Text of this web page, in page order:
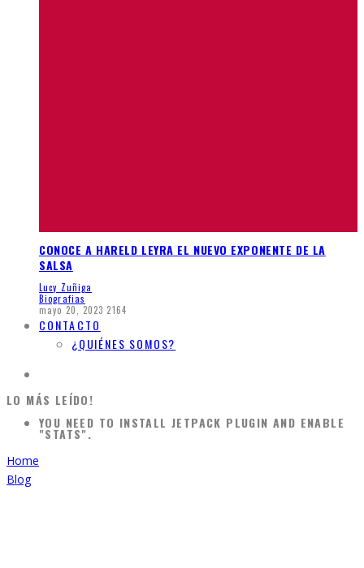
CONOCE A HARELD LEYRA EL NUEVO EXPONENTE DE LA
SALSA
Lucy Zuñiga
Biografias
mayo 20, 2023 2164
CONTACTO
¿QUIÉNES SOMOS?
LO MÁS LEÍDO!
YOU NEED TO INSTALL JETPACK PLUGIN AND ENABLE
"STATS".
Home
Blog